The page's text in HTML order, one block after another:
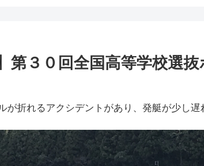
第３０回全国高等学校選
が折れるアクシデントがあり、発艇が少し遅